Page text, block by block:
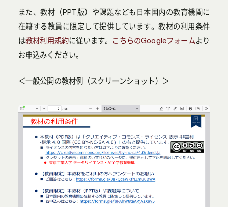
また、教材（PPT版）や課題なども日本国内の教育機関に
在籍する教員に限定して提供しています。教材の利用条件
は教材利用規約に従います。 こちらのGoogleフォームより
お申込みください。
＜一般公開の教材例（スクリーンショット）＞